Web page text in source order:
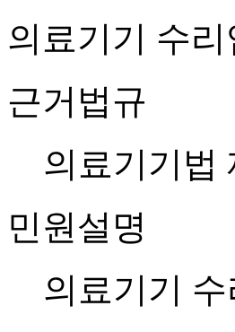
의료기기 수리
근거법규
의료기기법
민원설명
의료기기